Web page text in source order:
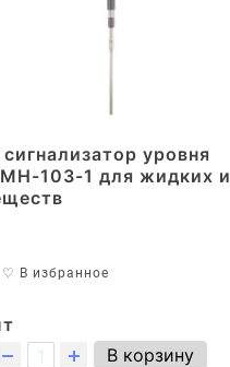
уровня
103-1 для жидких и
♡ В избранное
В корзину